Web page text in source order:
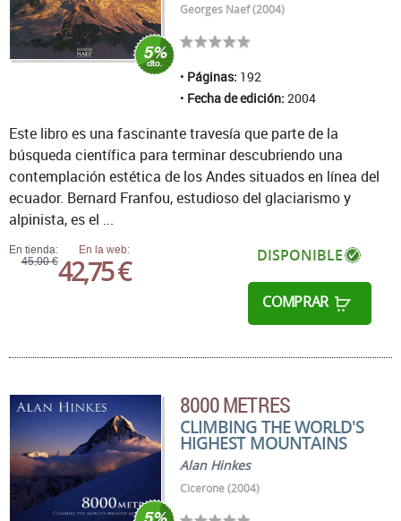
Georges Naef (2004)
Páginas: 192
Fecha de edición: 2004
En tienda:
45,00 €
En la web:
42,75 € DISPONIBLE
COMPRAR
Este libro es una fascinante travesía que parte de la
búsqueda científica para terminar descubriendo una
contemplación estética de los Andes situados en línea del
ecuador. Bernard Franfou, estudioso del glaciarismo y
alpinista, es el ...
8000 METRES
CLIMBING THE WORLD'S
HIGHEST MOUNTAINS
Alan Hinkes
Cicerone (2004)